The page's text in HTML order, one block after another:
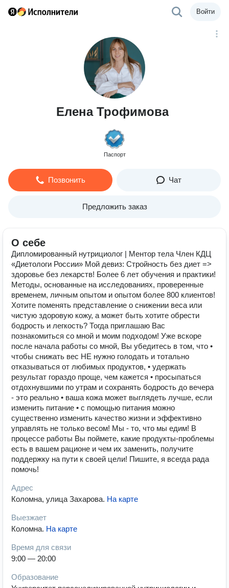
Войти
Елена Трофимова
Паспорт
Позвонить Чат
Предложить заказ
О себе
Дипломированный нутрициолог | Ментор тела Член КДЦ
«Диетологи России» Мой девиз: Стройность без диет =>
здоровье без лекарств! Более 6 лет обучения и практики!
Методы, основанные на исследованиях, проверенные
временем, личным опытом и опытом более 800 клиентов!
Хотите поменять представление о снижении веса или
чистую здоровую кожу, а может быть хотите обрести
бодрость и легкость? Тогда приглашаю Вас
познакомиться со мной и моим подходом! Уже вскоре
после начала работы со мной, Вы убедитесь в том, что •
чтобы снижать вес НЕ нужно голодать и тотально
отказываться от любимых продуктов, • удержать
результат гораздо проще, чем кажется • просыпаться
отдохнувшими по утрам и сохранять бодрость до вечера
- это реально • ваша кожа может выглядеть лучше, если
изменить питание • с помощью питания можно
существенно изменить качество жизни и эффективно
управлять не только весом! Мы - то, что мы едим! В
процессе работы Вы поймете, какие продукты-проблемы
есть в вашем рационе и чем их заменить, получите
поддержку на пути к своей цели! Пишите, я всегда рада
помочь!
Адрес
Коломна, улица Захарова. На карте
Выезжает
Коломна. На карте
Время для связи
9:00 — 20:00
Образование